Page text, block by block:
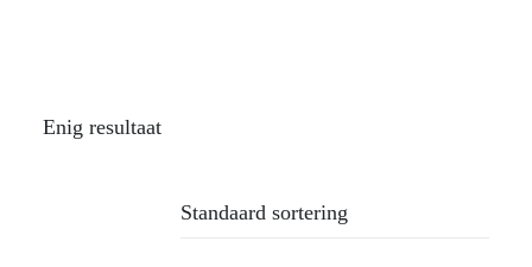
Enig resultaat